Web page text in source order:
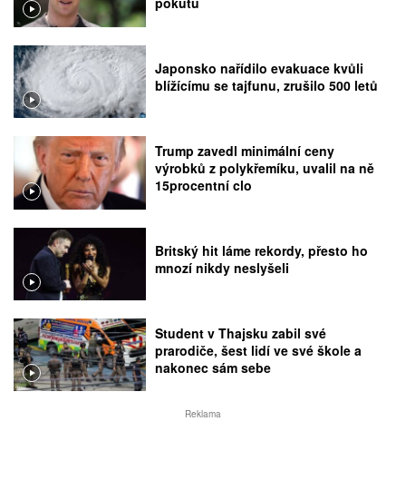
Japonsko nařídilo evakuace kvůli
blížícímu se tajfunu, zrušilo 500 letů
Trump zavedl minimální ceny
výrobků z polykřemíku, uvalil na ně
15procentní clo
Britský hit láme rekordy, přesto ho
mnozí nikdy neslyšeli
Student v Thajsku zabil své
prarodiče, šest lidí ve své škole a
nakonec sám sebe
Reklama